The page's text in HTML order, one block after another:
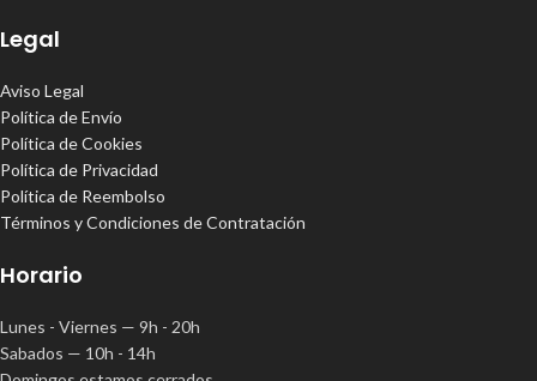
Legal
Aviso Legal
Política de Envío
Política de Cookies
Política de Privacidad
Política de Reembolso
Términos y Condiciones de Contratación
Horario
Lunes - Viernes — 9h - 20h
Sabados — 10h - 14h